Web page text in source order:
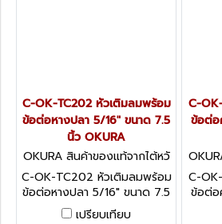
C-OK-TC202 หัวเติมลมพร้อม
ข้อต่อหางปลา 5/16" ขนาด 7.5
นิ้ว OKURA
OKURA สินค้าของแท้จากไต้หวั
น C-OK-TC202
C-OK-TC202 หัวเติมลมพร้อม
ข้อต่อหางปลา 5/16" ขนาด 7.5
นิ้ว OKURA
เปรียบเทียบ
C-
ข้อต่อ
C-
ข้อต่อ